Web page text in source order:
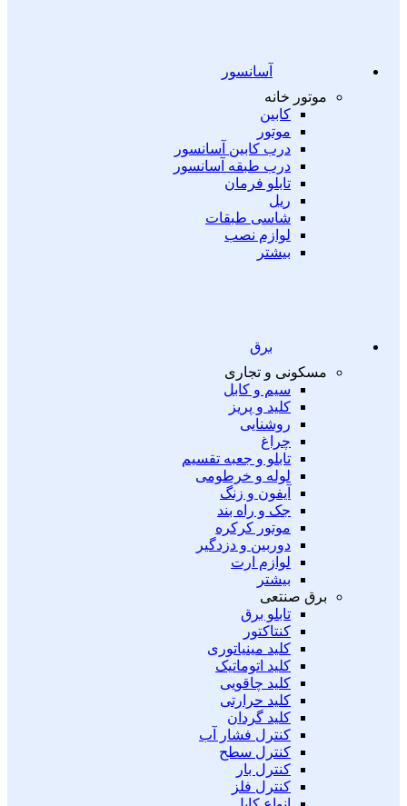
آسانسور
موتور خانه
کابین
موتور
درب کابین آسانسور
درب طبقه آسانسور
تابلو فرمان
ریل
شاسی طبقات
لوازم نصب
بیشتر
برق
مسکونی و تجاری
سیم و کابل
کلید و پریز
روشنایی
چراغ
تابلو و جعبه تقسیم
لوله و خرطومی
آیفون و زنگ
جک و راه بند
موتور کرکره
دوربین و دزدگیر
لوازم ارت
بیشتر
برق صنتعی
تابلو برق
کنتاکتور
کلید مینیاتوری
کلید اتوماتیک
کلید چاقویی
کلید حرارتی
کلید گردان
کنترل فشار آب
کنترل سطح
کنترل بار
کنترل فلز